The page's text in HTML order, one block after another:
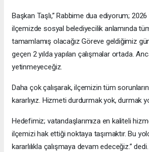
Başkan Taşlı,” Rabbime dua ediyorum; 2026
ilçemizde sosyal belediyecilik anlamında
tamamlamış olacağız Göreve geldiğimiz
geçen 2 yılda yapılan çalışmalar ortada.
yetinmeyeceğiz.
Daha çok çalışarak, ilçemizin tüm
kararlıyız. Hizmeti durdurmak yok, durmak
Hedefimiz; vatandaşlarımıza en kaliteli
ilçemizi hak ettiği noktaya taşımaktır. Bu
kararlılıkla çalışmaya devam edeceğiz.” dedi.